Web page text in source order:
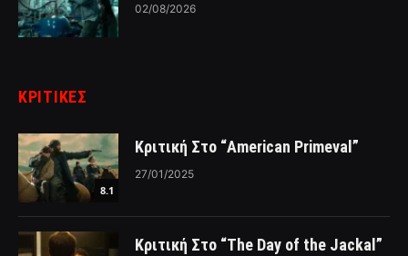
02/08/2026
ΚΡΙΤΙΚΈΣ
8.1
Κριτική Στο “American Primeval”
27/01/2025
Κριτική Στο “The Day of the Jackal”